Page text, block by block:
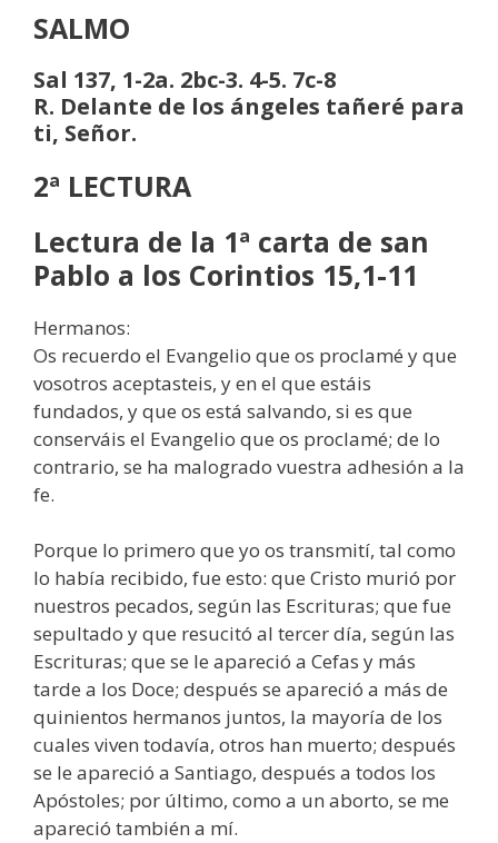
SALMO
Sal 137, 1-2a. 2bc-3. 4-5. 7c-8
R. Delante de los ángeles tañeré para
ti, Señor.
2ª LECTURA
Lectura de la 1ª carta de san
Pablo a los Corintios 15,1-11
Hermanos:
Os recuerdo el Evangelio que os proclamé y que
vosotros aceptasteis, y en el que estáis
fundados, y que os está salvando, si es que
conserváis el Evangelio que os proclamé; de lo
contrario, se ha malogrado vuestra adhesión a la
fe.
Porque lo primero que yo os transmití, tal como
lo había recibido, fue esto: que Cristo murió por
nuestros pecados, según las Escrituras; que fue
sepultado y que resucitó al tercer día, según las
Escrituras; que se le apareció a Cefas y más
tarde a los Doce; después se apareció a más de
quinientos hermanos juntos, la mayoría de los
cuales viven todavía, otros han muerto; después
se le apareció a Santiago, después a todos los
Apóstoles; por último, como a un aborto, se me
apareció también a mí.